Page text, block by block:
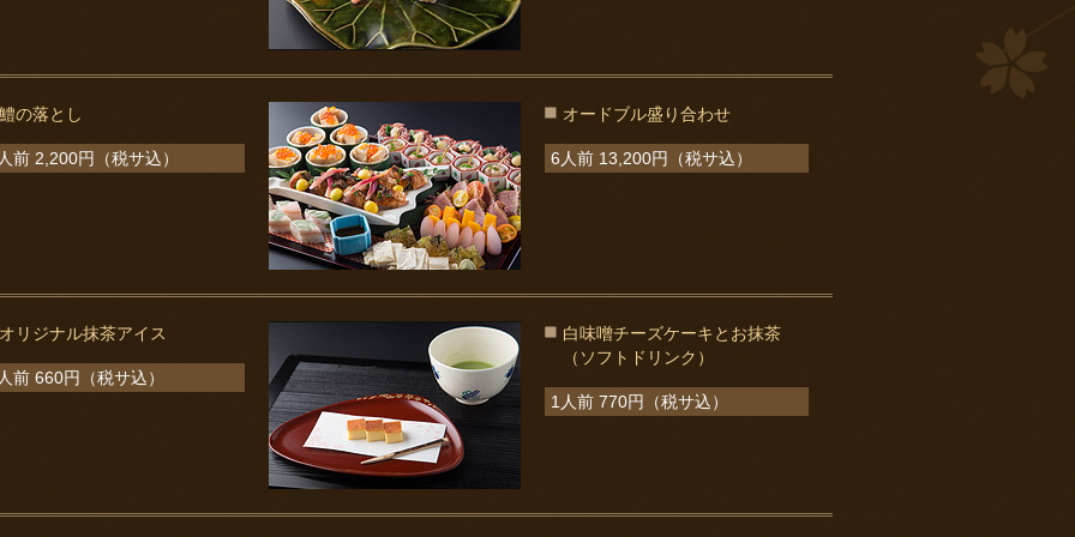
鱧の落とし
前 2,200円（税サ込）
オードブル盛り合わせ
6人前 13,200円（税サ込）
オリジナル抹茶アイス
前 660円（税サ込）
白味噌チーズケーキとお抹茶
（ソフトドリンク）
1人前 770円（税サ込）